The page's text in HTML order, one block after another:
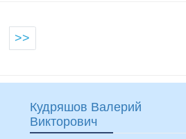
>>
Кудряшов Валерий
Викторович